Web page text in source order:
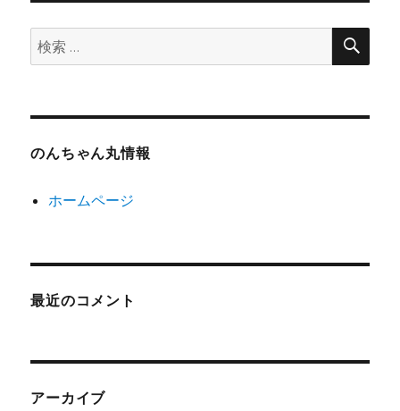
検
索:
検
のんちゃん丸情報
ホームページ
最近のコメント
アーカイブ